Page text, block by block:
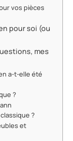
vos pièces
pour soi (ou
mes
a-t-elle été
?
?
et